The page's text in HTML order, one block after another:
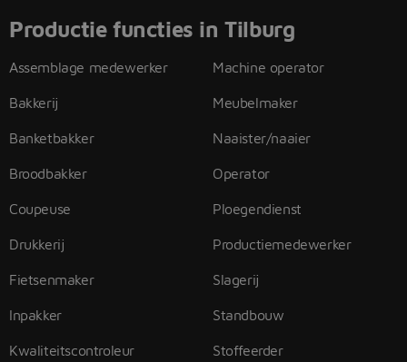
Productie functies in Tilburg
Assemblage medewerker
Bakkerij
Banketbakker
Broodbakker
Coupeuse
Drukkerij
Fietsenmaker
Inpakker
Kwaliteitscontroleur
Machine operator
Meubelmaker
Naaister/naaier
Operator
Ploegendienst
Productiemedewerker
Slagerij
Standbouw
Stoffeerder